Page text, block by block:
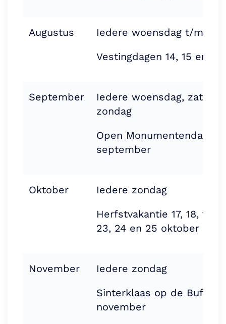
Augustus
Iedere woensdag t/m
Vestingdagen 14, 15 en
September
Iedere woensdag,
zondag
Open Monumentendag |
september
Oktober
Iedere zondag
Herfstvakantie 17, 18, 19,
23, 24 en 25 oktober
November
Iedere zondag
Sinterklaas op de Buffel
november